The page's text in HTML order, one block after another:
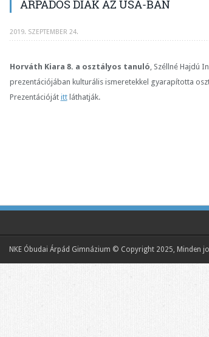
ÁRPÁDOS DIÁK AZ USA-BAN
2019. SZEPTEMBER 24.
Horváth Kiara 8. a osztályos tanuló, Széllné Hajdú
prezentációjában kulturális ismeretekkel gyarapította
Prezentációját ittláthatják.
NKE Óbudai Árpád Gimnázium © Copyright 2025, Minden